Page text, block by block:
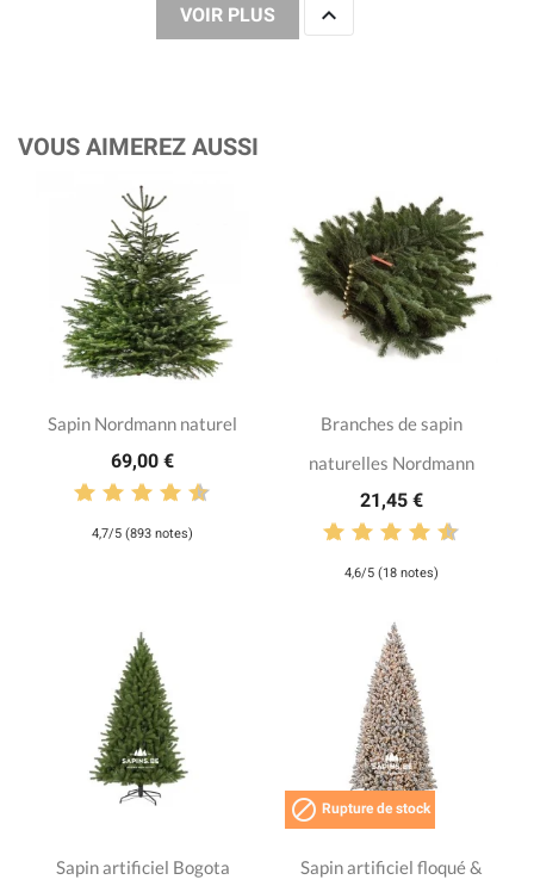
VOIR PLUS 
VOUS AIMEREZ AUSSI
Sapin Nordmann naturel
69,00 €
4,7/5 (893 notes)
Branches de sapin
naturelles Nordmann
21,45 €
4,6/5 (18 notes)
Sapin artificiel Bogota
 Rupture de stock
Sapin artificiel floqué &